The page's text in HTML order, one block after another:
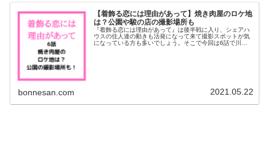
【着飾る恋には理由があって】焼き肉屋のロケ地
は？公園や駿の店の撮影場所も
『着飾る恋には理由があって』は後半戦に入り、シェアハ
ウスの住人達の動きも活発になって来て撮影スポットが気
になっている方も多いでしょう。そこで今回は6話で川口
bonnesan.com 2021.05.22